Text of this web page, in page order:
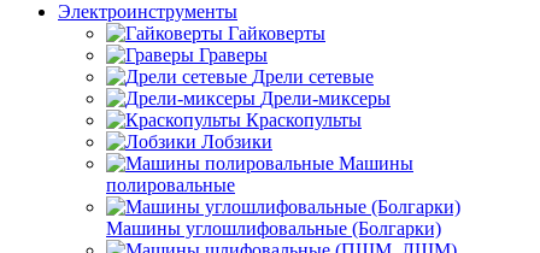
Электроинструменты
Гайковерты
Граверы
Дрели сетевые
Дрели-миксеры
Краскопульты
Лобзики
Машины
полировальные
Машины углошлифовальные (Болгарки)